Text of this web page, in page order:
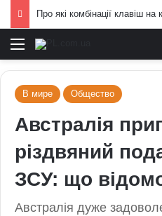
Меню
В мире Общество
Австралія
різдвяний
ЗСУ: що
Австралія дуже